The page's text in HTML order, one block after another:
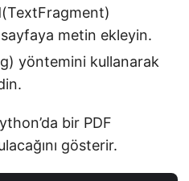
metin ekleyin.
yöntemini kullanarak
bir PDF
gösterir.